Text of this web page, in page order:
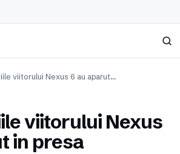
Caută
viitorului Nexus 6 au aparut…
viitorului Nexus
in presa